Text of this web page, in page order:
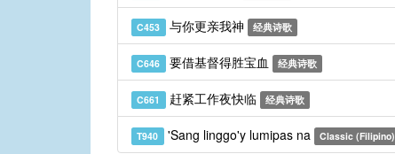
C453 与你更亲我神 经典诗歌
C646 要借基督得胜宝血 经典诗歌
C661 赶紧工作夜快临 经典诗歌
T940 'Sang linggo'y lumipas na Classic (Filipino)